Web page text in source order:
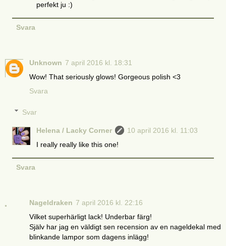
perfekt ju :)
Svara
Unknown 7 april 2016 kl. 18:31
Wow! That seriously glows! Gorgeous polish <3
Svara
Svar
Helena / Lacky Corner
10 april 2016 kl. 11:03
I really really like this one!
Svara
Nageldraken 7 april 2016 kl. 22:16
Vilket superhärligt lack! Underbar färg!
Själv har jag en väldigt sen recension av en nageldekal med
blinkande lampor som dagens inlägg!